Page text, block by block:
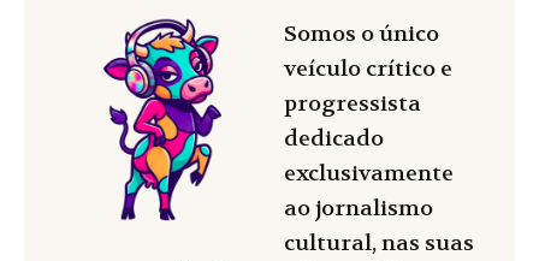
Somos o único
veículo crítico e
progressista
dedicado
exclusivamente
ao jornalismo
cultural, nas suas